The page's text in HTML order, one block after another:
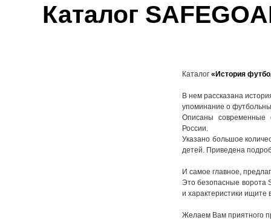
Каталог
Каталог «История
В нем рассказана
упоминание о
Описаны современные
России.
Указано большое
детей. Приведена
И самое главное,
Это безопасные ворота
и характеристики ищите
Желаем Вам приятного